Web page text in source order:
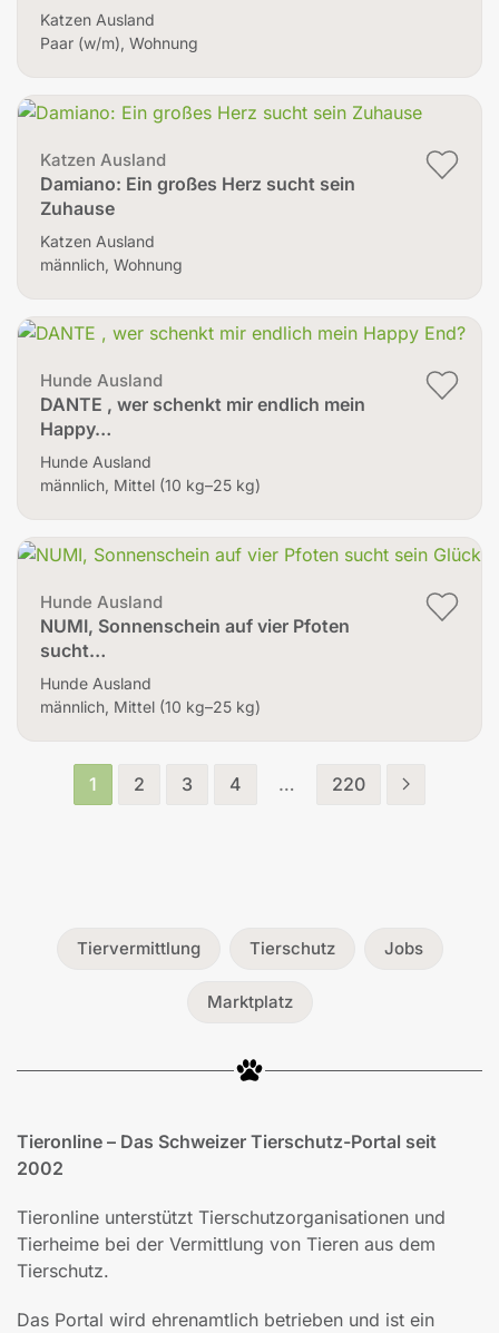
Katzen Ausland
Paar (w/m), Wohnung
Katzen Ausland
Damiano: Ein großes Herz sucht sein
Zuhause
Katzen Ausland
männlich, Wohnung
Hunde Ausland
DANTE , wer schenkt mir endlich mein
Happy…
Hunde Ausland
männlich, Mittel (10 kg–25 kg)
Hunde Ausland
NUMI, Sonnenschein auf vier Pfoten
sucht…
Hunde Ausland
männlich, Mittel (10 kg–25 kg)
1 2 3 4 … 220
Tiervermittlung Tierschutz Jobs
Marktplatz
Tieronline – Das Schweizer Tierschutz-Portal seit
2002
Tieronline unterstützt Tierschutzorganisationen und
Tierheime bei der Vermittlung von Tieren aus dem
Tierschutz.
Das Portal wird ehrenamtlich betrieben und ist ein